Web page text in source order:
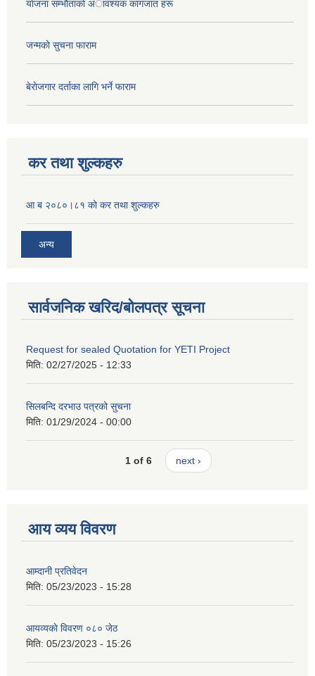
याेजना सम्भाैताकाे अावश्यक कागजात हरू
जन्मकाे सुचना फाराम
बेराेजगार दर्ताका लागि भर्ने फाराम
कर तथा शुल्कहरु
आ ब २०८०।८१ को कर तथा शुल्कहरु
अन्य
सार्वजनिक खरिद/बोलपत्र सूचना
Request for sealed Quotation for YETI Project
मिति: 02/27/2025 - 12:33
सिलबन्दि दरभाउ पत्रको सुचना
मिति: 01/29/2024 - 00:00
1 of 6 next ›
आय व्यय विवरण
आम्दानी प्रतिवेदन
मिति: 05/23/2023 - 15:28
आयव्यकाे विवरण ०८० जेठ
मिति: 05/23/2023 - 15:26